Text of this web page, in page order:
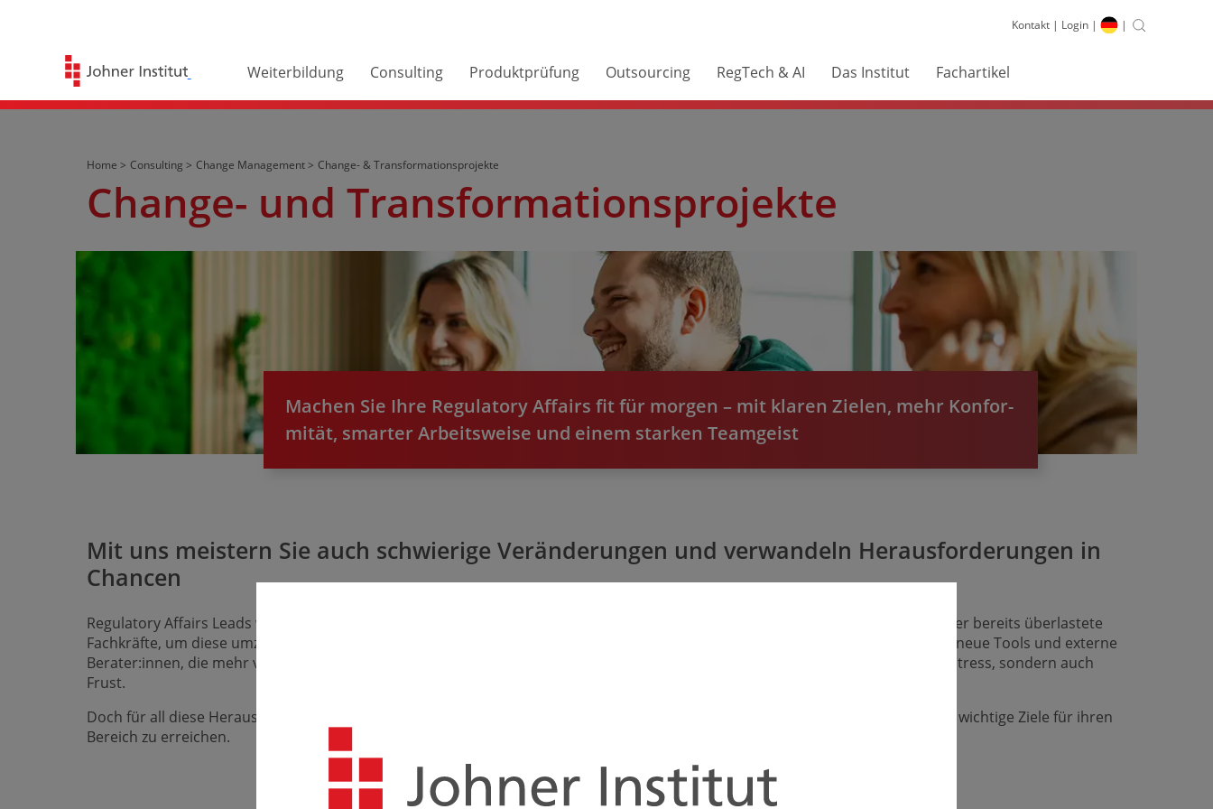
Kontakt | Login | |
Weiterbildung Consulting Produktprüfung Outsourcing RegTech & AI Das Institut Fachartikel
Home > Consulting > Change Management > Change- & Transformationsprojekte
Change- und Transfor­ma­tions­­projekte
Machen Sie Ihre Regulatory Affairs fit für morgen – mit klaren Zielen, mehr Konfor­
mität, smarter Arbeits­weise und einem starken Teamgeist
Mit uns meistern Sie auch schwierige Veränderungen und verwandeln Heraus­forderungen in
Chancen
Regulatory Affairs Leads werden mit immer mehr gesetzlichen Auflagen konfrontiert und haben gleichzeitig oftmals zu wenig oder bereits überlastete
Fachkräfte, um diese umzusetzen. Die tägliche Arbeit ist meist geprägt durch festgefahrene Abläufe und viel Bürokratie. Ständig neue Tools und externe
Berater:innen, die mehr versprechen als sie halten, richten in vielen Fällen noch mehr Chaos an. Das alles verursacht nicht nur Stress, sondern auch
Frust.
Doch für all diese Heraus­forde­rungen gibt es passende Lösungen: Wir nehmen den Druck von den Führungs­kräften und helfen, wichtige Ziele für ihren
Bereich zu erreichen.